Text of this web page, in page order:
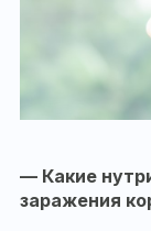
— Какие
заражения